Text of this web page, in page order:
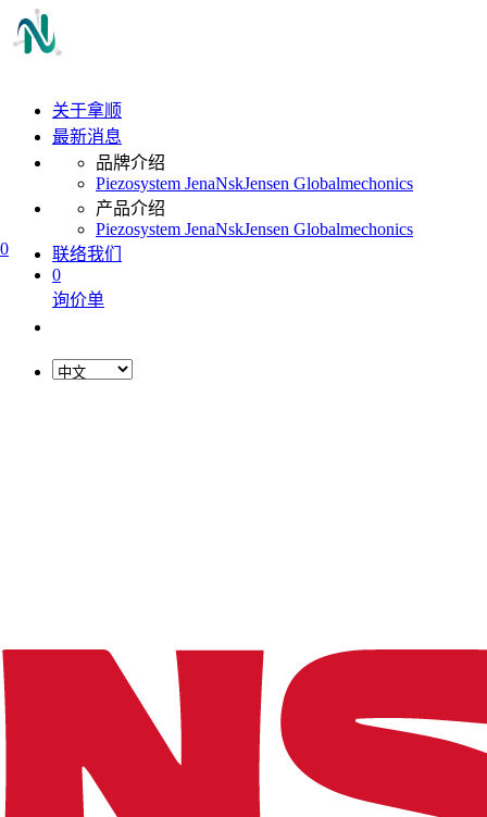
0
关于拿顺
最新消息
品牌介绍
Piezosystem JenaNskJensen Globalmechonics
产品介绍
Piezosystem JenaNskJensen Globalmechonics
联络我们
0
询价单